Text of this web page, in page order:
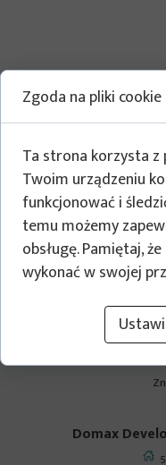
Domax
Zgoda na pliki cookie
Ta strona korzysta z
Twoim urządzeniu
funkcjonować i
temu możemy
obsługę. Pamiętaj,
wykonać w swojej